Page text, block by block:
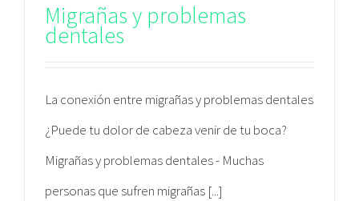
Migrañas y problemas
dentales
La conexión entre migrañas y problemas dentales
¿Puede tu dolor de cabeza venir de tu boca?
Migrañas y problemas dentales - Muchas
personas que sufren migrañas [...]